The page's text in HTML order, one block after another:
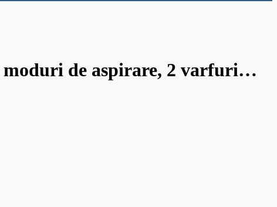
moduri de aspirare, 2 varfuri…